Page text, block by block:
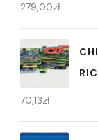
279,00zł
70,13zł